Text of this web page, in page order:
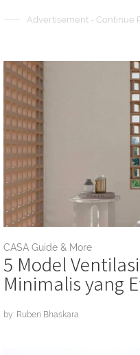
Advertisement - Continue
CASA Guide & More
5 Model
Minimalis yang
by: Ruben Bhaskara